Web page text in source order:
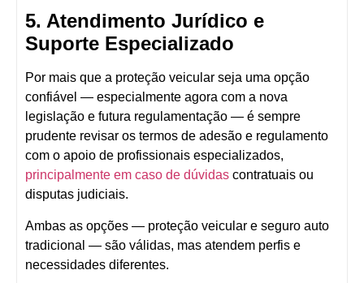
5. Atendimento Jurídico e
Suporte Especializado
Por mais que a proteção veicular seja uma opção
confiável — especialmente agora com a nova
legislação e futura regulamentação — é sempre
prudente revisar os termos de adesão e regulamento
com o apoio de profissionais especializados,
principalmente em caso de dúvidas contratuais ou
disputas judiciais.
Ambas as opções — proteção veicular e seguro auto
tradicional — são válidas, mas atendem perfis e
necessidades diferentes.